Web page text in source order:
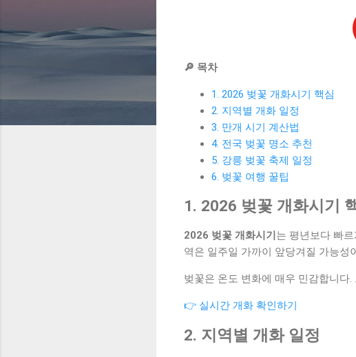
🔎 목차
1. 2026 벚꽃 개화시기 핵심
2. 지역별 개화 일정
3. 만개 시기 계산법
4. 전국 벚꽃 명소 추천
5. 강릉 벚꽃 축제 일정
6. 벚꽃 여행 꿀팁
1. 2026 벚꽃 개화시기
2026 벚꽃 개화시기 는 평년보다 빠
역은 일주일 가까이 앞당겨질 가능성
벚꽃은 온도 변화에 매우 민감합니다
👉 실시간 개화 확인하기
2. 지역별 개화 일정